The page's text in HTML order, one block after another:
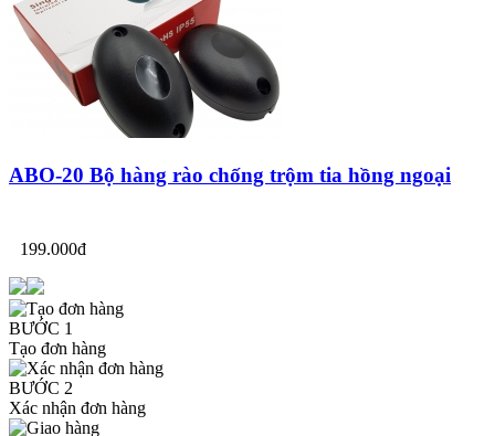
ABO-20 Bộ hàng rào chống trộm tia hồng ngoại
199.000đ
BƯỚC 1
Tạo đơn hàng
BƯỚC 2
Xác nhận đơn hàng